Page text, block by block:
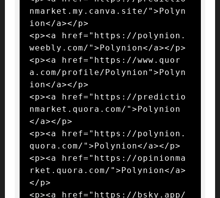
nmarket.my.canva.site/">Polyn
ion</a></p>
<p><a href="https://polynion.
weebly.com/">Polynion</a></p>
<p><a href="https://www.quor
a.com/profile/Polynion">Polyn
ion</a></p>
<p><a href="https://predictio
nmarket.quora.com/">Polynion
</a></p>
<p><a href="https://polynion.
quora.com/">Polynion</a></p>
<p><a href="https://opinionma
rket.quora.com/">Polynion</a>
</p>
<p><a href="https://bsky.app/